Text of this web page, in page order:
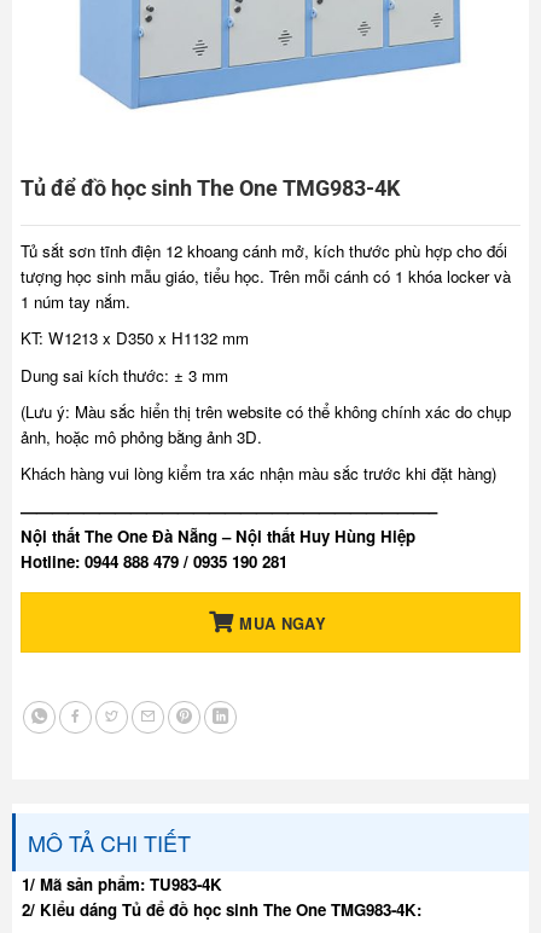
Tủ để đồ học sinh The One TMG983-4K
Tủ sắt sơn tĩnh điện 12 khoang cánh mở, kích thước phù hợp cho đối
tượng học sinh mẫu giáo, tiểu học. Trên mỗi cánh có 1 khóa locker và
1 núm tay nắm.
KT: W1213 x D350 x H1132 mm
Dung sai kích thước: ± 3 mm
(Lưu ý: Màu sắc hiển thị trên website có thể không chính xác do chụp
ảnh, hoặc mô phỏng bằng ảnh 3D.
Khách hàng vui lòng kiểm tra xác nhận màu sắc trước khi đặt hàng)
——————————————————————————–
Nội thất The One Đà Nẵng – Nội thất Huy Hùng Hiệp
Hotline: 0944 888 479 / 0935 190 281
MUA NGAY
MÔ TẢ CHI TIẾT
1/ Mã sản phẩm: TU983-4K
2/ Kiểu dáng Tủ để đồ học sinh The One TMG983-4K: